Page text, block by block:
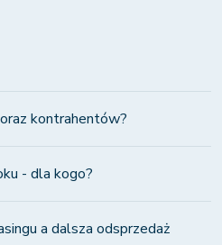
kontrahentów?
- dla kogo?
a dalsza odsprzedaż